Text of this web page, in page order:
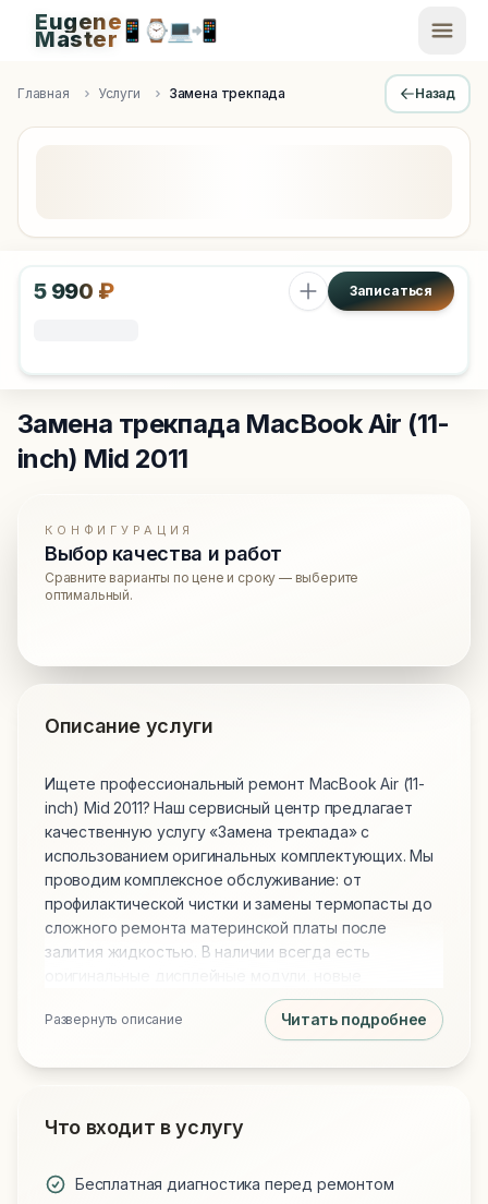
Apple Diagnostics & Engineering Authority in Saint
Eugene
Master📱 ⌚💻📲
Главная Услуги Замена трекпада Назад
5 990 ₽ Записаться
Замена трекпада MacBook Air (11-
inch) Mid 2011
КОНФИГУРАЦИЯ
Выбор качества и работ
Сравните варианты по цене и сроку — выберите
оптимальный.
Описание услуги
Ищете профессиональный ремонт MacBook Air (11-
inch) Mid 2011? Наш сервисный центр предлагает
качественную услугу «Замена трекпада» с
использованием оригинальных комплектующих. Мы
проводим комплексное обслуживание: от
профилактической чистки и замены термопасты до
сложного ремонта материнской платы после
залития жидкостью. В наличии всегда есть
аккумуляторы и клавиатуры для всех моделей.
Обращаясь к нам, вы получаете технически
устройства.
Развернуть описание Читать подробнее
Что входит в услугу
Бесплатная диагностика перед ремонтом